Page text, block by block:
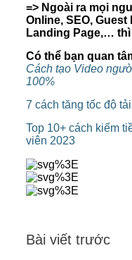
=> Ngoài ra mọi
Online, SEO, Guest
Landing Page,…
Có thể bạn quan
Cách tạo Video
100%
7 cách tăng tốc độ
Top 10+ cách kiếm
viên 2023
Bài viết trước